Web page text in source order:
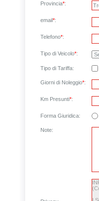
Provincia*:
email*:
Telefono*:
Tipo di Veicolo*:
Tipo di Tariffa:
Giorni di Noleggio*:
Km Presunti*:
Forma Giuridica:
Note: